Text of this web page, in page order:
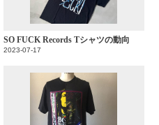
SO FUCK Records Tシャツの動向
2023-07-17